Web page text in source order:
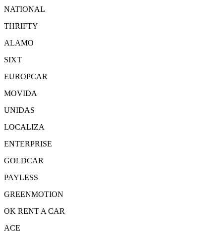
NATIONAL
THRIFTY
ALAMO
SIXT
EUROPCAR
MOVIDA
UNIDAS
LOCALIZA
ENTERPRISE
GOLDCAR
PAYLESS
GREENMOTION
OK RENT A CAR
ACE